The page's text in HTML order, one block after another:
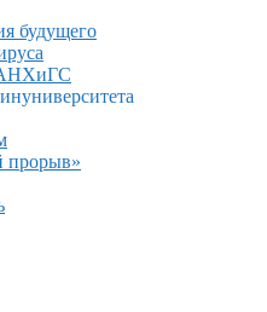
будущего
прорыв»